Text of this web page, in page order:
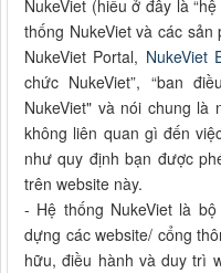
NukeViet (hiểu ở đây là
thống NukeViet và các
NukeViet Portal, NukeViet
chức NukeViet”, “ban
NukeViet" và nói chung là
không liên quan gì đến
như quy định bạn được
trên website này.
- Hệ thống NukeViet là
dựng các website/ cổng
hữu, điều hành và duy trì